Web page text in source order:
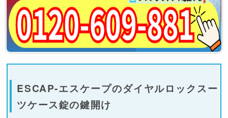
ESCAP-エスケープのダイヤルロックスー
ツケース錠の鍵開け